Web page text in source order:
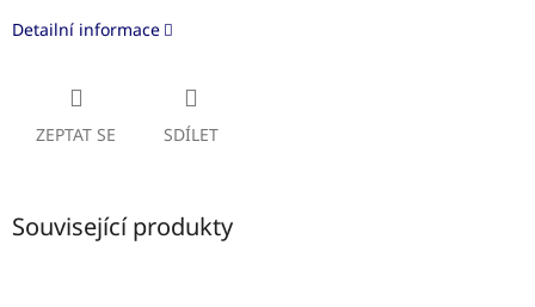
Detailní informace
ZEPTAT SE SDÍLET
Související produkty